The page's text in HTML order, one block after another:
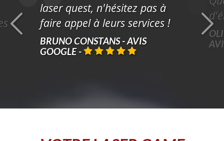
laser quest, n'hésitez pas à
faire appel à leurs services !
BRUNO CONSTANS - AVIS
GOOGLE -